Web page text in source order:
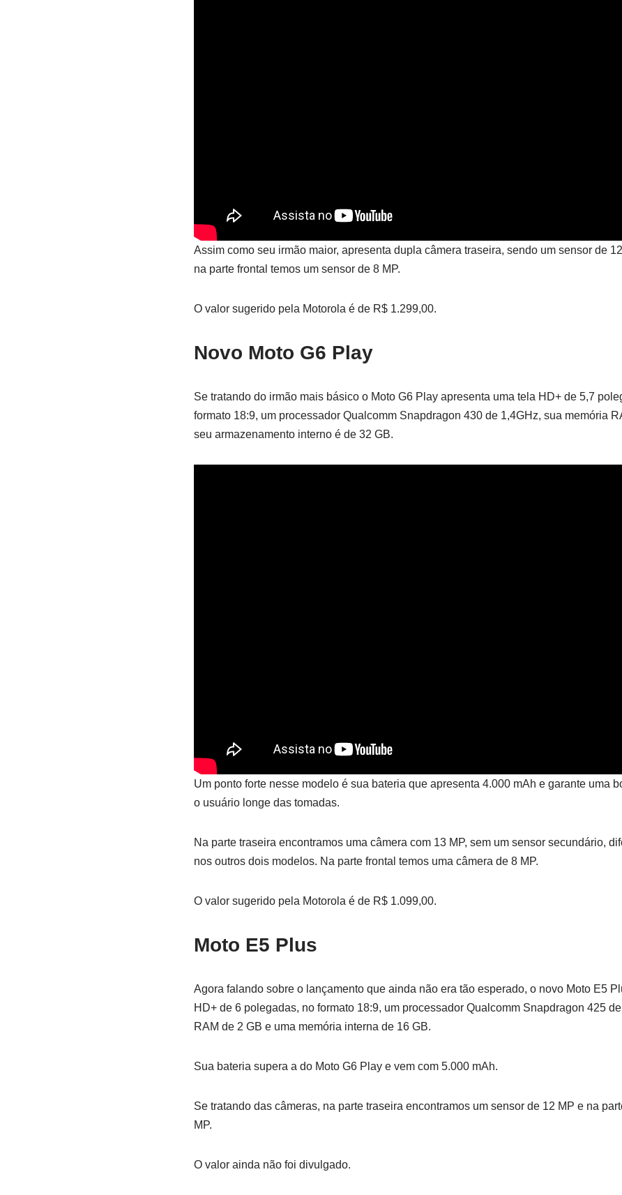
Assim como seu irmão maior, apresenta dupla câmera traseira, sendo um sensor de
na parte frontal temos um sensor de 8 MP.
O valor sugerido pela Motorola é de R$ 1.299,00.
Novo Moto G6 Play
Se tratando do irmão mais básico o Moto G6 Play apresenta uma tela HD+ de 5,7
formato 18:9, um processador Qualcomm Snapdragon 430 de 1,4GHz, sua memória
seu armazenamento interno é de 32 GB.
Um ponto forte nesse modelo é sua bateria que apresenta 4.000 mAh e garante uma
o usuário longe das tomadas.
Na parte traseira encontramos uma câmera com 13 MP, sem um sensor secundário,
nos outros dois modelos. Na parte frontal temos uma câmera de 8 MP.
O valor sugerido pela Motorola é de R$ 1.099,00.
Moto E5 Plus
Agora falando sobre o lançamento que ainda não era tão esperado, o novo Moto E5
HD+ de 6 polegadas, no formato 18:9, um processador Qualcomm Snapdragon 425
RAM de 2 GB e uma memória interna de 16 GB.
Sua bateria supera a do Moto G6 Play e vem com 5.000 mAh.
Se tratando das câmeras, na parte traseira encontramos um sensor de 12 MP e na
MP.
O valor ainda não foi divulgado.